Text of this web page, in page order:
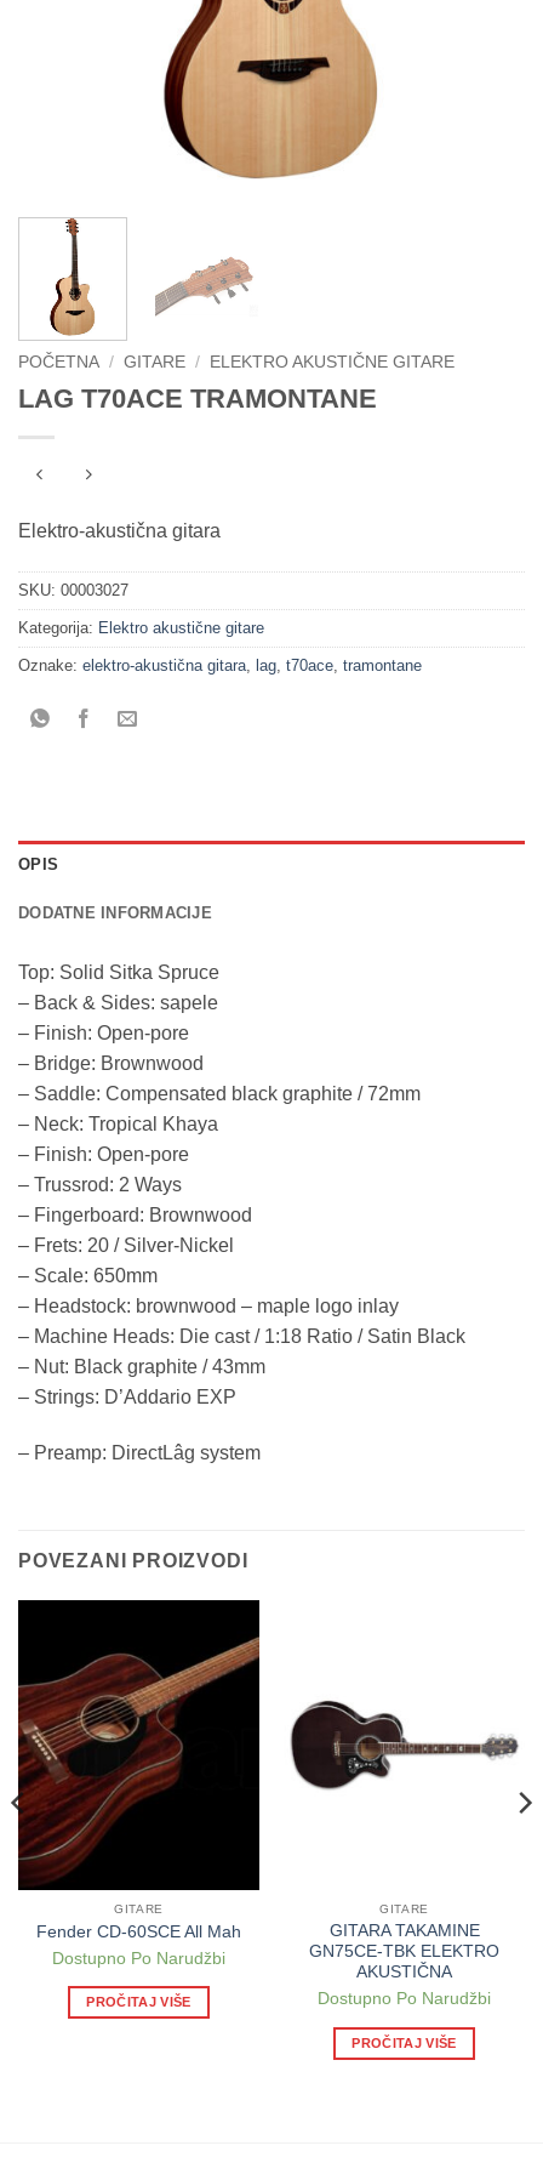
POČETNA / GITARE / ELEKTRO AKUSTIČNE GITARE
LAG T70ACE TRAMONTANE
Elektro-akustična gitara
SKU: 00003027
Kategorija: Elektro akustične gitare
Oznake: elektro-akustična gitara, lag, t70ace, tramontane
OPIS
DODATNE INFORMACIJE
Top: Solid Sitka Spruce
– Back & Sides: sapele
– Finish: Open-pore
– Bridge: Brownwood
– Saddle: Compensated black graphite / 72mm
– Neck: Tropical Khaya
– Finish: Open-pore
– Trussrod: 2 Ways
– Fingerboard: Brownwood
– Frets: 20 / Silver-Nickel
– Scale: 650mm
– Headstock: brownwood – maple logo inlay
– Machine Heads: Die cast / 1:18 Ratio / Satin Black
– Nut: Black graphite / 43mm
– Strings: D’Addario EXP
– Preamp: DirectLâg system
POVEZANI PROIZVODI
GITARE
Fender CD-60SCE All Mah
Dostupno Po Narudžbi
PROČITAJ VIŠE
GITARE
GITARA TAKAMINE
GN75CE-TBK ELEKTRO
AKUSTIČNA
Dostupno Po Narudžbi
PROČITAJ VIŠE